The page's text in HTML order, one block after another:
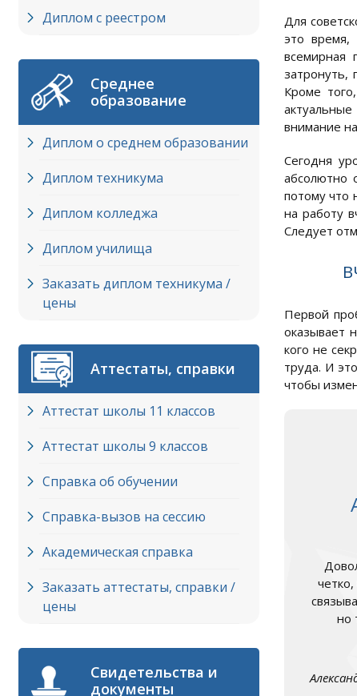
Диплом с реестром
Среднее
образование
Диплом о среднем образовании
Диплом техникума
Диплом колледжа
Диплом училища
Заказать диплом техникума /
цены
Аттестаты, справки
Аттестат школы 11 классов
Аттестат школы 9 классов
Справка об обучении
Справка-вызов на сессию
Академическая справка
Заказать аттестаты, справки /
цены
Свидетельства и
документы
Для
это время,
всемирная
затронуть,
Кроме
внимание
Сегодня
абсолютно
потому что
на работу
Следует
Первой
оказывает
кого не
труда. И
чтобы
но